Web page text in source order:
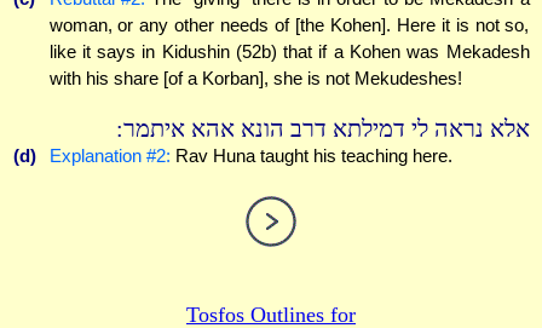
woman, or any other needs of [the Kohen]. Here it is not so,
like it says in Kidushin (52b) that if a Kohen was Mekadesh
with his share [of a Korban], she is not Mekudeshes!
אלא נראה לי דמילתא דרב הונא אהא איתמר:
(d) Explanation #2: Rav Huna taught his teaching here.
Tosfos Outlines for